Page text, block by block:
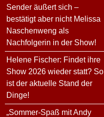
Sender äußert sich –
bestätigt aber nicht Melissa
Naschenweng als
Nachfolgerin in der Show!
Helene Fischer: Findet ihre
Show 2026 wieder statt? So
ist der aktuelle Stand der
Dinge!
„Sommer-Spaß mit Andy